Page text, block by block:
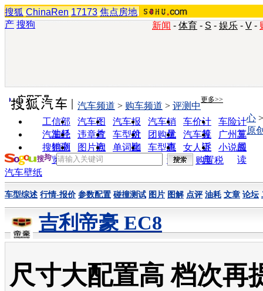
搜狐 ChinaRen 17173 焦点房地
产 搜狗 新闻 - 体育 - S - 娱乐 - V -
实用工具 更多>>
工信部
油耗
汽车图
片
汽车报
价
汽车销
量
车价计
算
车险计
算
汽车经
销商
违章查
询
车型对
比
团购优
惠
汽车投
诉
广州车
展
搜狗浏
览器
图片欣
赏
单词翻
车型查
询
女人宝
典
小说阅
读
汽车频道 > 购车频道 > 评测中
心
原
购置税
汽车壁纸
车型综述 行情-报价 参数配置 碰撞测试 图片 图解 点评 油耗 文章 论坛
吉利帝豪 EC8
尺寸大配置高 档次再